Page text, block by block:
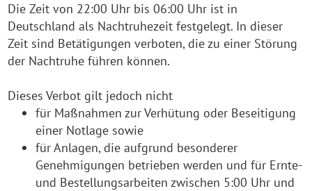
Die Zeit von 22:00 Uhr bis 06:00 Uhr ist in
Deutschland als Nachtruhezeit festgelegt. In dieser
Zeit sind Betätigungen verboten, die zu einer Störung
der Nachtruhe führen können.
Dieses Verbot gilt jedoch nicht
für Maßnahmen zur Verhütung oder Beseitigung
einer Notlage sowie
für Anlagen, die aufgrund besonderer
Genehmigungen betrieben werden und für Ernte-
und Bestellungsarbeiten zwischen 5:00 Uhr und